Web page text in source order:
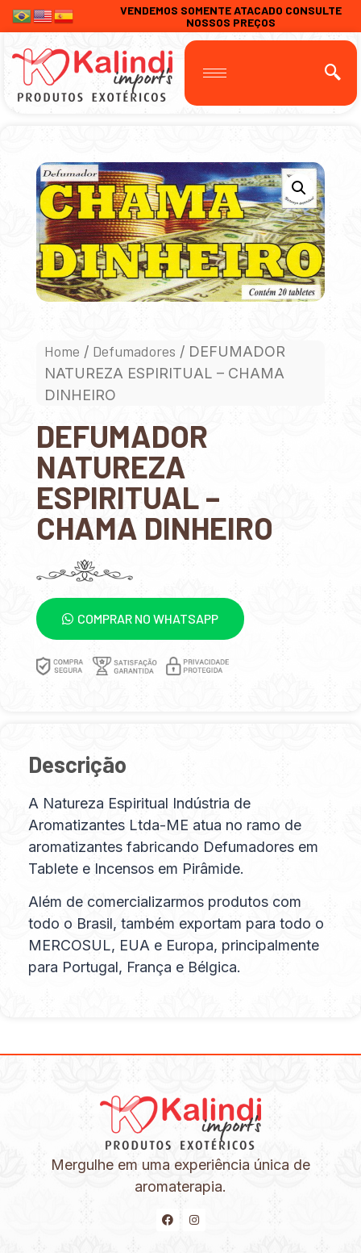
VENDEMOS SOMENTE ATACADO CONSULTE
NOSSOS PREÇOS
Home / Defumadores / DEFUMADOR
NATUREZA ESPIRITUAL – CHAMA
DINHEIRO
DEFUMADOR
NATUREZA
ESPIRITUAL –
CHAMA DINHEIRO
COMPRAR NO WHATSAPP
Descrição
A Natureza Espiritual Indústria de
Aromatizantes Ltda-ME atua no ramo de
aromatizantes fabricando Defumadores em
Tablete e Incensos em Pirâmide.
Além de comercializarmos produtos com
todo o Brasil, também exportam para todo o
MERCOSUL, EUA e Europa, principalmente
para Portugal, França e Bélgica.
Mergulhe em uma experiência única de
aromaterapia.